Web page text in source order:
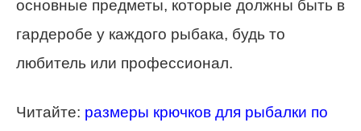
основные предметы, которые должны быть в
гардеробе у каждого рыбака, будь то
любитель или профессионал.
Читайте: размеры крючков для рыбалки по